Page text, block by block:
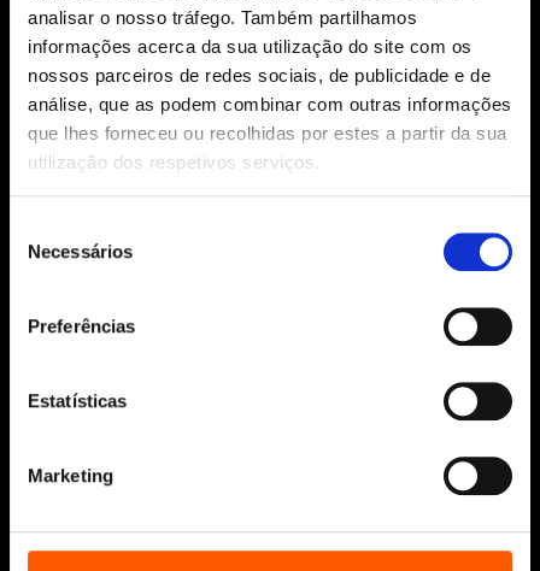
analisar o nosso tráfego. Também partilhamos
informações acerca da sua utilização do site com os
nossos parceiros de redes sociais, de publicidade e de
análise, que as podem combinar com outras informações
que lhes forneceu ou recolhidas por estes a partir da sua
utilização dos respetivos serviços.
Necessários
Preferências
Estatísticas
Marketing
Siga-nos:
Política de segurança e privacidade
© 2026 Penguin Random House Grupo Editorial
Manuscritos